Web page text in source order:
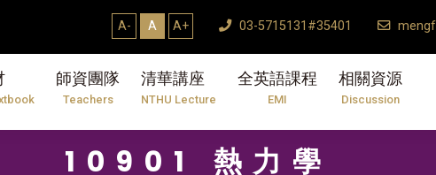
A- A A+ 03-5715131#35401
師資團隊
Teachers
清華講座
NTHU Lecture
全英語課程
EMI
相關資源
Discussion
31】114學年度第2學期研究生論
10901 熱力學